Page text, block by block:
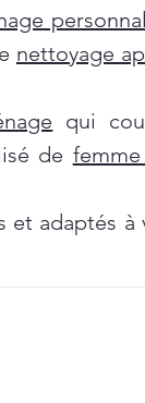
nettoyage
qui
de
et adaptés à